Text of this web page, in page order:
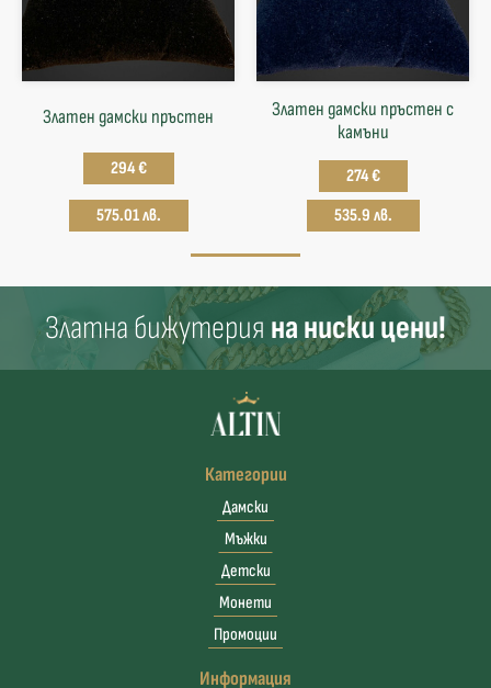
Златен дамски пръстен
294 €
575.01 лв.
Златен дамски пръстен с
камъни
274 €
535.9 лв.
Златна бижутерия на ниски цени!
Категории
Дамски
Мъжки
Детски
Монети
Промоции
Информация